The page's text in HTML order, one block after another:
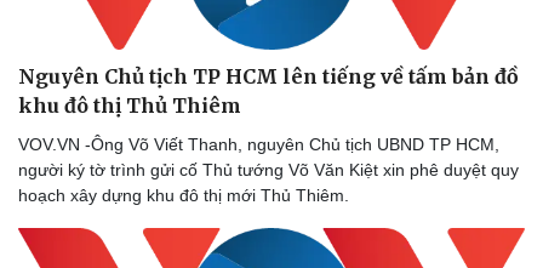
Nguyên Chủ tịch TP HCM lên tiếng về tấm bản đồ
khu đô thị Thủ Thiêm
VOV.VN -Ông Võ Viết Thanh, nguyên Chủ tịch UBND TP HCM,
người ký tờ trình gửi cố Thủ tướng Võ Văn Kiệt xin phê duyệt quy
hoạch xây dựng khu đô thị mới Thủ Thiêm.